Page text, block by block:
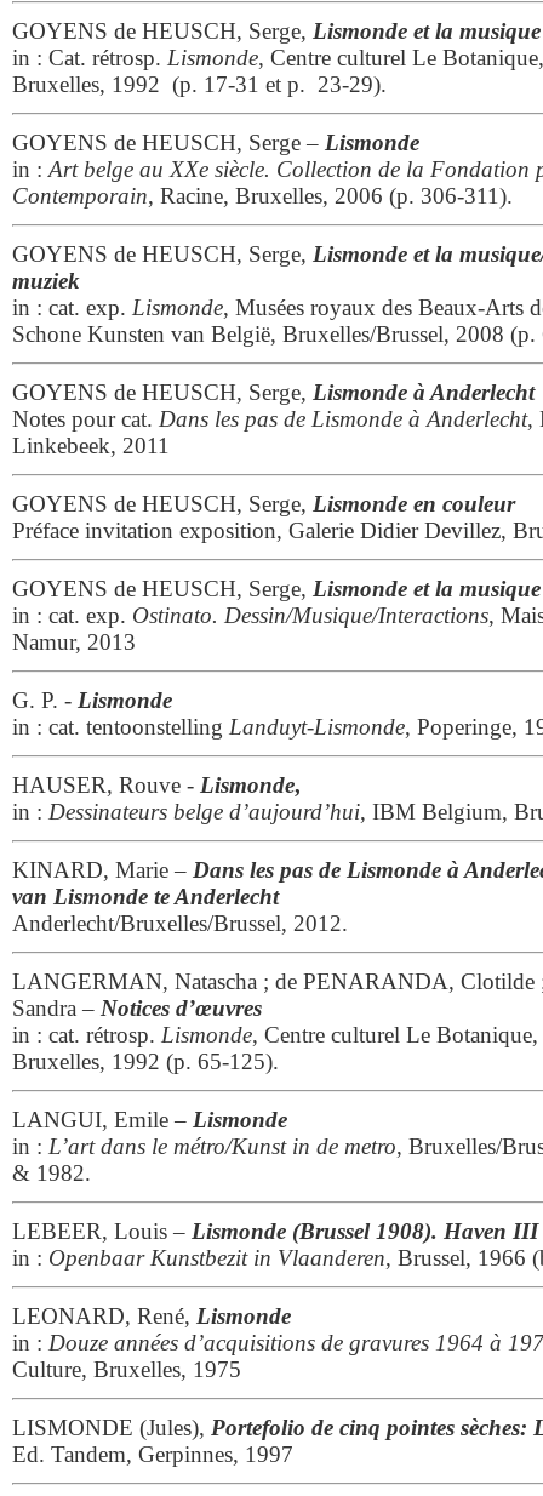
GOYENS de HEUSCH, Serge, Lismonde et la musique
in : Cat. rétrosp. Lismonde, Centre culturel Le
Bruxelles, 1992 (p. 17-31 et p. 23-29).
GOYENS de HEUSCH, Serge – Lismonde
in : Art belge au XXe siècle. Collection de la Fondation
Contemporain, Racine, Bruxelles, 2006 (p. 306-311).
GOYENS de HEUSCH, Serge, Lismonde et la
muziek
in : cat. exp. Lismonde, Musées royaux des Beaux-Arts
Schone Kunsten van België, Bruxelles/Brussel, 2008
GOYENS de HEUSCH, Serge, Lismonde à Anderlecht
Notes pour cat. Dans les pas de Lismonde à Anderlecht,
Linkebeek, 2011
GOYENS de HEUSCH, Serge, Lismonde en couleur
Préface invitation exposition, Galerie Didier Devillez,
GOYENS de HEUSCH, Serge, Lismonde et la musique
in : cat. exp. Ostinato. Dessin/Musique/Interactions,
Namur, 2013
G. P. - Lismonde
in : cat. tentoonstelling Landuyt-Lismonde, Poperinge,
HAUSER, Rouve - Lismonde,
in : Dessinateurs belge d’aujourd’hui, IBM Belgium,
KINARD, Marie – Dans les pas de Lismonde à
van Lismonde te Anderlecht
Anderlecht/Bruxelles/Brussel, 2012.
LANGERMAN, Natascha ; de PENARANDA, Clotilde
Sandra – Notices d’œuvres
in : cat. rétrosp. Lismonde, Centre culturel Le
Bruxelles, 1992 (p. 65-125).
LANGUI, Emile – Lismonde
in : L’art dans le métro/Kunst in de metro, Bruxelles/
& 1982.
LEBEER, Louis – Lismonde (Brussel 1908). Haven III
in : Openbaar Kunstbezit in Vlaanderen, Brussel, 1966
LEONARD, René, Lismonde
in : Douze années d’acquisitions de gravures 1964 à
Culture, Bruxelles, 1975
LISMONDE (Jules), Portefolio de cinq pointes sèches:
Ed. Tandem, Gerpinnes, 1997